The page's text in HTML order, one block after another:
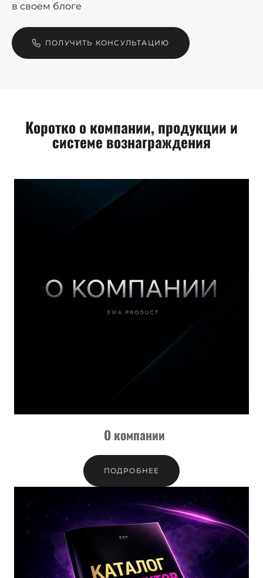
в своем блоге
ПОЛУЧИТЬ КОНСУЛЬТАЦИЮ
Коротко о компании, продукции и
системе вознаграждения
О компании
ПОДРОБНЕЕ